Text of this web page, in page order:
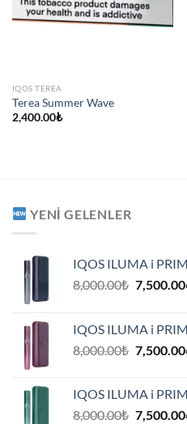
IQOS TEREA
Terea Summer Wave
2,400.00₺
YENI GELENLER
IQOS ILUMA i
8,000.00₺ Orijinal
7,500.00
IQOS ILUMA i
8,000.00₺ Orijinal
7,500.00
IQOS ILUMA i
8,000.00₺ Orijinal
7,500.00